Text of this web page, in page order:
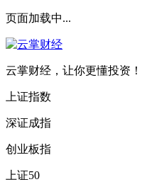
页面加载中...
云掌财经，让你更懂投资！
上证指数
深证成指
创业板指
上证50